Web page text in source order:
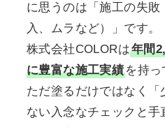
に思うのは「施工の失
入、ムラなど）」です。
株式会社COLORは年間
に豊富な施工実績 を持っ
ただ塗るだけではなく「
ない入念なチェックと手